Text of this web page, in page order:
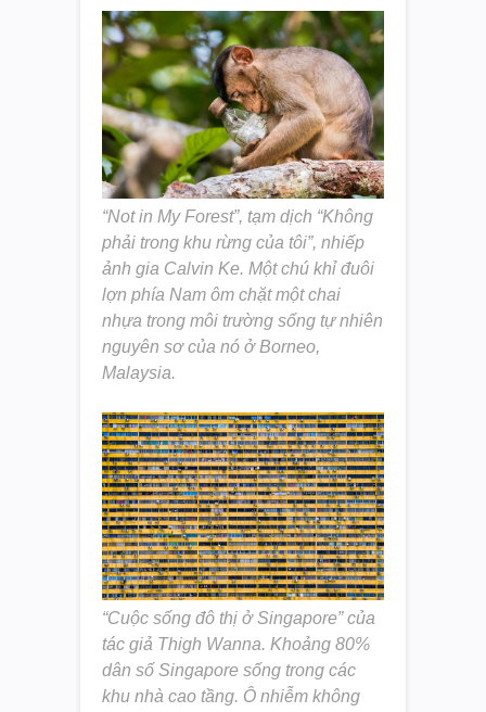
“Not in My Forest”, tạm dịch “Không
phải trong khu rừng của tôi”, nhiếp
ảnh gia Calvin Ke. Một chú khỉ đuôi
lợn phía Nam ôm chặt một chai
nhựa trong môi trường sống tự nhiên
nguyên sơ của nó ở Borneo,
Malaysia.
“Cuộc sống đô thị ở Singapore” của
tác giả Thigh Wanna. Khoảng 80%
dân số Singapore sống trong các
khu nhà cao tầng. Ô nhiễm không